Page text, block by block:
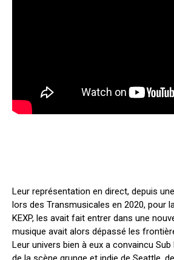
Leur représentation en direct, depuis
lors des Transmusicales en 2020, pour
KEXP, les avait fait entrer dans une
musique avait alors dépassé les
Leur univers bien à eux a convaincu